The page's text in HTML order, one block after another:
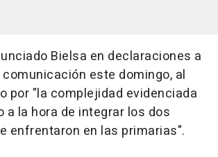
Bielsa en declaraciones a
este domingo, al
por "la complejidad evidenciada
a la hora de integrar los dos
enfrentaron en las primarias".